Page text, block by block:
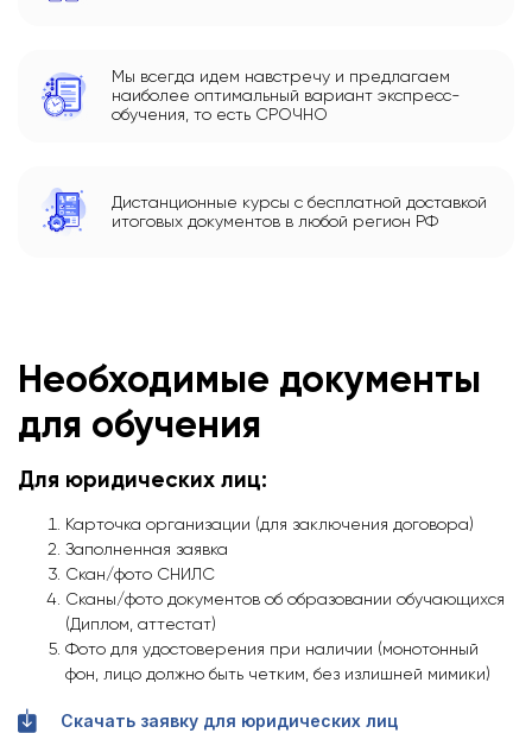
Мы всегда идем навстречу и предлагаем
наиболее оптимальный вариант экспресс-
обучения, то есть СРОЧНО
Дистанционные курсы с бесплатной доставкой
итоговых документов в любой регион РФ
Необходимые документы
для обучения
Для юридических лиц:
Карточка организации (для заключения договора)
Заполненная заявка
Скан/фото СНИЛС
Сканы/фото документов об образовании обучающихся
(Диплом, аттестат)
Фото для удостоверения при наличии (монотонный
фон, лицо должно быть четким, без излишней мимики)
Скачать заявку для юридических лиц